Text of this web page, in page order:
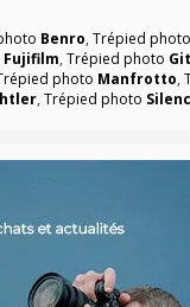
Benro,Trépied photo
Fujifilm,Trépied photo
photo Manfrotto,
,Trépied photo